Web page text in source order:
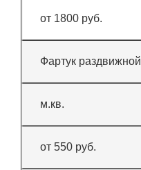
от 1800 руб.
Фартук раздвижной
м.кв.
от 550 руб.